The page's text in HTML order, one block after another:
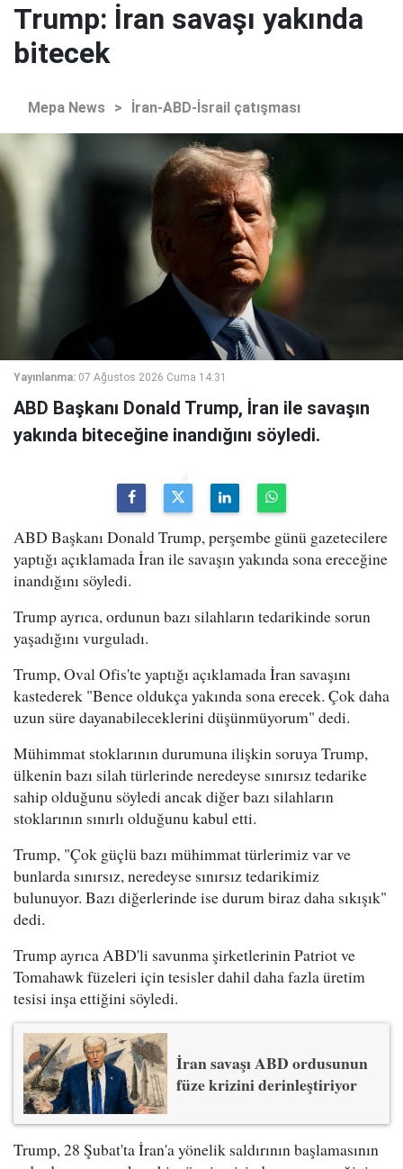
Trump: İran savaşı yakında
bitecek
Mepa News > İran-ABD-İsrail çatışması
Yayınlanma: 07 Ağustos 2026 Cuma 14:31
ABD Başkanı Donald Trump, İran ile savaşın
yakında biteceğine inandığını söyledi.
ABD Başkanı Donald Trump, perşembe günü gazetecilere
yaptığı açıklamada İran ile savaşın yakında sona ereceğine
inandığını söyledi.
Trump ayrıca, ordunun bazı silahların tedarikinde sorun
yaşadığını vurguladı.
Trump, Oval Ofis'te yaptığı açıklamada İran savaşını
kastederek "Bence oldukça yakında sona erecek. Çok daha
uzun süre dayanabileceklerini düşünmüyorum" dedi.
Mühimmat stoklarının durumuna ilişkin soruya Trump,
ülkenin bazı silah türlerinde neredeyse sınırsız tedarike
sahip olduğunu söyledi ancak diğer bazı silahların
stoklarının sınırlı olduğunu kabul etti.
Trump, "Çok güçlü bazı mühimmat türlerimiz var ve
bunlarda sınırsız, neredeyse sınırsız tedarikimiz
bulunuyor. Bazı diğerlerinde ise durum biraz daha sıkışık"
dedi.
Trump ayrıca ABD'li savunma şirketlerinin Patriot ve
Tomahawk füzeleri için tesisler dahil daha fazla üretim
tesisi inşa ettiğini söyledi.
İran savaşı ABD ordusunun
füze krizini derinleştiriyor
Trump, 28 Şubat'ta İran'a yönelik saldırının başlamasının